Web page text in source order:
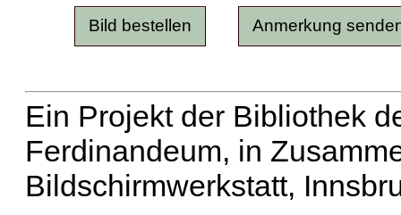
Ein Projekt der Bibliothek
Ferdinandeum, in
Bildschirmwerkstatt,